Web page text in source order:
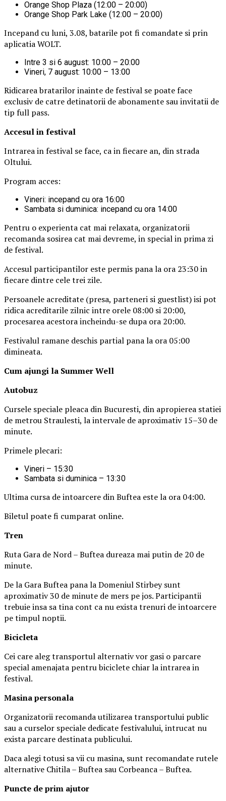
Orange Shop Plaza (12:00 – 20:00)
Orange Shop Park Lake (12:00 – 20:00)
Incepand cu luni, 3.08, batarile pot fi comandate si prin
aplicatia WOLT.
Intre 3 si 6 august: 10:00 – 20:00
Vineri, 7 august: 10:00 – 13:00
Ridicarea bratarilor inainte de festival se poate face
exclusiv de catre detinatorii de abonamente sau invitatii de
tip full pass.
Accesul in festival
Intrarea in festival se face, ca in fiecare an, din strada
Oltului.
Program acces:
Vineri: incepand cu ora 16:00
Sambata si duminica: incepand cu ora 14:00
Pentru o experienta cat mai relaxata, organizatorii
recomanda sosirea cat mai devreme, in special in prima zi
de festival.
Accesul participantilor este permis pana la ora 23:30 in
fiecare dintre cele trei zile.
Persoanele acreditate (presa, parteneri si guestlist) isi pot
ridica acreditarile zilnic intre orele 08:00 si 20:00,
procesarea acestora incheindu-se dupa ora 20:00.
Festivalul ramane deschis partial pana la ora 05:00
dimineata.
Cum ajungi la Summer Well
Autobuz
Cursele speciale pleaca din Bucuresti, din apropierea statiei
de metrou Straulesti, la intervale de aproximativ 15–30 de
minute.
Primele plecari:
Vineri – 15:30
Sambata si duminica – 13:30
Ultima cursa de intoarcere din Buftea este la ora 04:00.
Biletul poate fi cumparat online.
Tren
Ruta Gara de Nord – Buftea dureaza mai putin de 20 de
minute.
De la Gara Buftea pana la Domeniul Stirbey sunt
aproximativ 30 de minute de mers pe jos. Participantii
trebuie insa sa tina cont ca nu exista trenuri de intoarcere
pe timpul noptii.
Bicicleta
Cei care aleg transportul alternativ vor gasi o parcare
special amenajata pentru biciclete chiar la intrarea in
festival.
Masinapersonala
Organizatorii recomanda utilizarea transportului public
sau a curselor speciale dedicate festivalului, intrucat nu
exista parcare destinata publicului.
Daca alegi totusi sa vii cu masina, sunt recomandate rutele
alternative Chitila – Buftea sau Corbeanca – Buftea.
Puncte de prim ajutor